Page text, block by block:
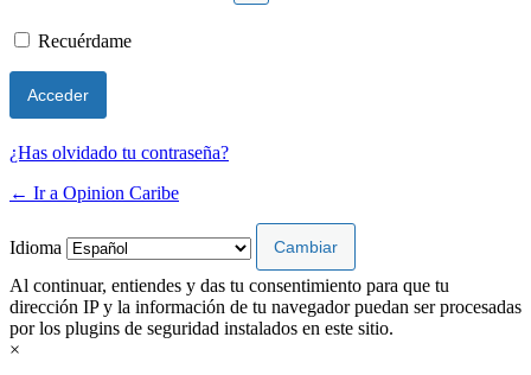
Recuérdame
¿Has olvidado tu contraseña?
← Ir a Opinion Caribe
Idioma
Al continuar, entiendes y das tu consentimiento para que tu
dirección IP y la información de tu navegador puedan ser procesadas
por los plugins de seguridad instalados en este sitio.
×